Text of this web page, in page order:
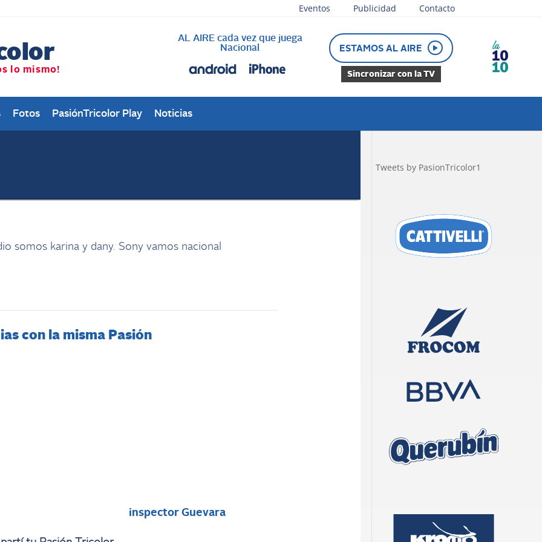
Eventos Publicidad Contacto
AL AIRE cada vez que juega
Nacional
ESTAMOS AL AIRE
Sincronizar con la TV
Fotos PasiónTricolor Play Noticias
somos karina y dany. Sony vamos nacional
con la misma Pasión
inspector Guevara
Tweets by PasionTricolor1